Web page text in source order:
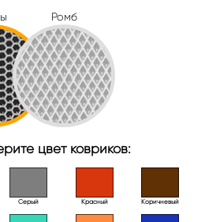
Ромб
цвет ковриков:
Серый Красный Коричневый